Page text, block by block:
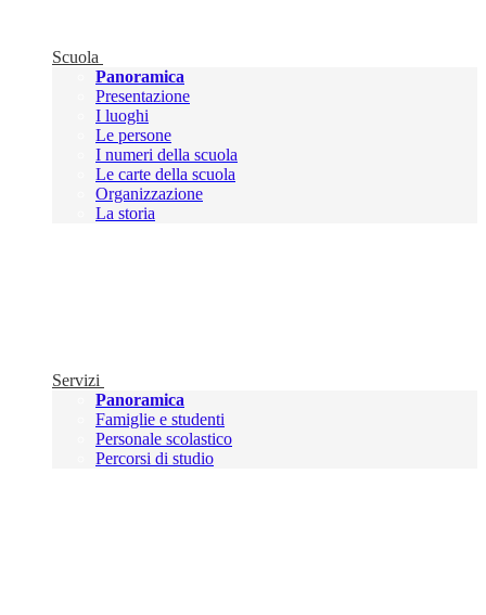
Scuola
Panoramica
Presentazione
I luoghi
Le persone
I numeri della scuola
Le carte della scuola
Organizzazione
La storia
Servizi
Panoramica
Famiglie e studenti
Personale scolastico
Percorsi di studio